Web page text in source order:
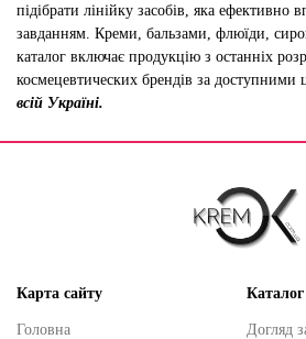
підібрати лінійку засобів, яка ефективно
завданням. Креми, бальзами, флюїди,
каталог включає продукцію з останніх
космецевтических брендів за доступними
всій Україні.
Карта сайту
Головна
Каталог
Догляд